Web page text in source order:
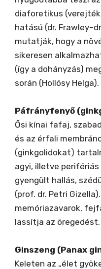
diaforetikus
hatású (dr.
mutatják, hogy a
sikeresen
(így a dohányzás)
során (Hollósy Helga).
Páfrányfenyő
Ősi kínai fafaj,
és az érfali
(ginkgolidokat)
agyi, illetve
gyengült hallás,
(prof. dr. Petri
memóriazavarok,
lassítja az öregedést.
Ginszeng (Panax
Keleten az „élet